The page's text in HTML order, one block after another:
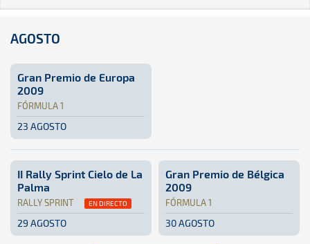
AGOSTO
Gran Premio de Europa
2009
FÓRMULA 1
23 AGOSTO
Fórmula 1 · Gran Premio de Europa 2009: Aquí podrás
Valencia, España Valencia, España
II Rally Sprint Cielo de La
Palma
RALLY SPRINT EN DIRECTO
29 AGOSTO
Rally Sprint · II Rally Sprint Cielo de La Palma: Aquí
La Palma La Palma
Gran Premio de Bélgica
2009
FÓRMULA 1
30 AGOSTO
Fórmula 1 · Gran Premio
Bélgica Bélgica